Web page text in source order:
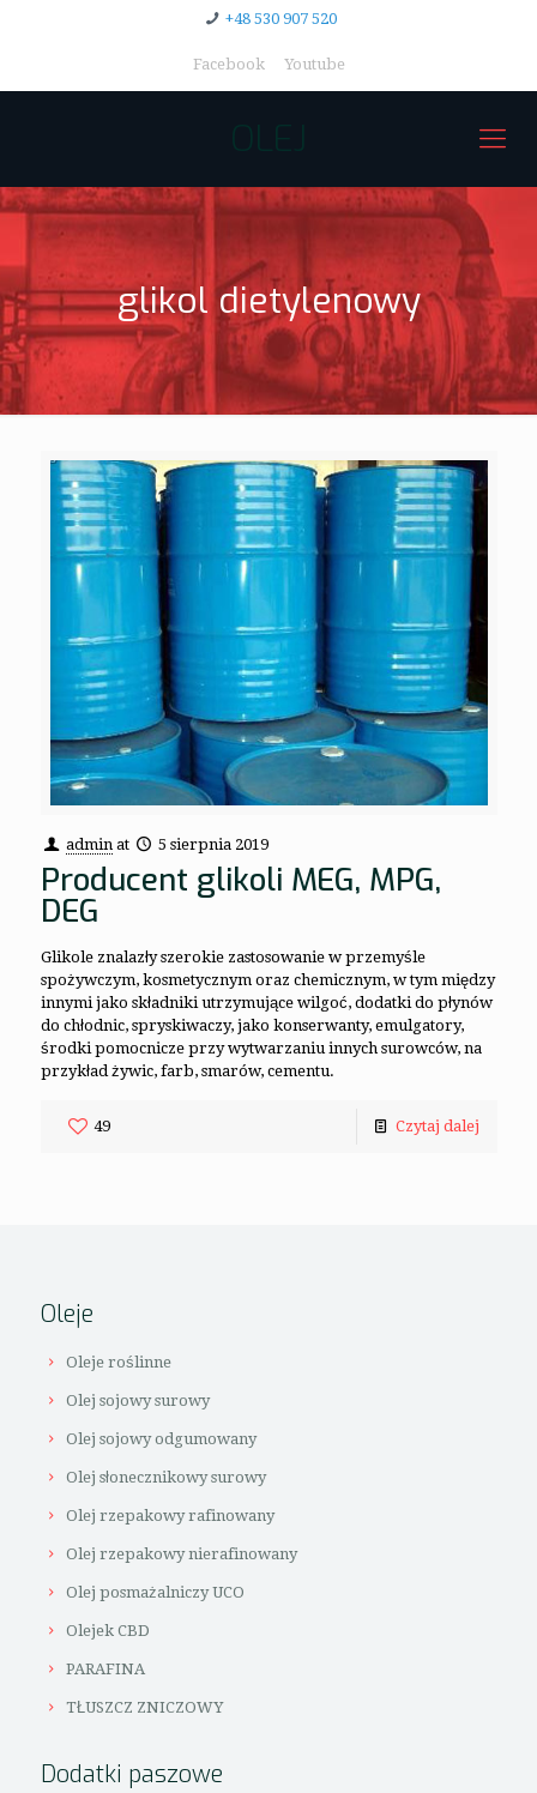
+48 530 907 520
Facebook Youtube
OLEJ
glikol dietylenowy
admin at 5 sierpnia 2019
Producent glikoli MEG, MPG,
DEG
Glikole znalazły szerokie zastosowanie w przemyśle
spożywczym, kosmetycznym oraz chemicznym, w tym między
innymi jako składniki utrzymujące wilgoć, dodatki do płynów
do chłodnic, spryskiwaczy, jako konserwanty, emulgatory,
środki pomocnicze przy wytwarzaniu innych surowców, na
przykład żywic, farb, smarów, cementu.
49 Czytaj dalej
Oleje
Oleje roślinne
Olej sojowy surowy
Olej sojowy odgumowany
Olej słonecznikowy surowy
Olej rzepakowy rafinowany
Olej rzepakowy nierafinowany
Olej posmażalniczy UCO
Olejek CBD
PARAFINA
TŁUSZCZ ZNICZOWY
Dodatki paszowe